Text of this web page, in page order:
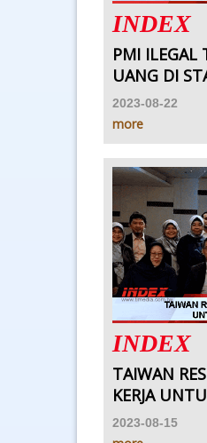
INDEX
PMI ILEGAL
UANG DI
2023-08-22
more
INDEX
TAIWAN
KERJA
2023-08-15